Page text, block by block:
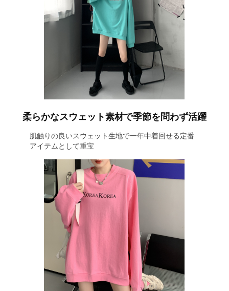
柔らかなスウェット素材で季節を問わず活躍
肌触りの良いスウェット生地で一年中着回せる定番
アイテムとして重宝